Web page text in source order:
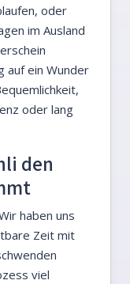
oder
im Ausland
auf ein Wunder
oder lang
den
haben uns
Zeit mit
viel